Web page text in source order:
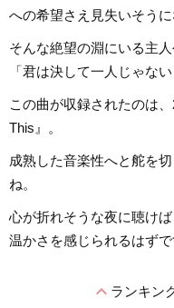
への希望さえ見失いそうに
そんな絶望の淵にいる主
「君は決して一人じゃな
この曲が収録されたのは
This』。
成熟した音楽性へと舵を
ね。
心が折れそうな夜に聴け
温かさを感じられるはずで
expand_lessランキン